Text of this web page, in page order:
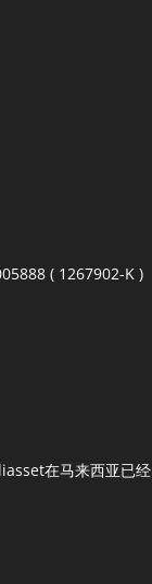
( 1267902-K )
在马来西亚已经